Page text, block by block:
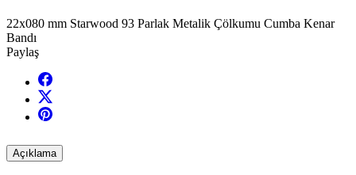
22x080 mm Starwood 93 Parlak Metalik Çölkumu Cumba Kenar
Bandı
Paylaş
Açıklama